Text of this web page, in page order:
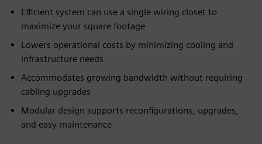
Efficient system can use a single wiring closet to
maximize your square footage
Lowers operational costs by minimizing cooling and
infrastructure needs
Accommodates growing bandwidth without requiring
cabling upgrades
Modular design supports reconfigurations, upgrades,
and easy maintenance